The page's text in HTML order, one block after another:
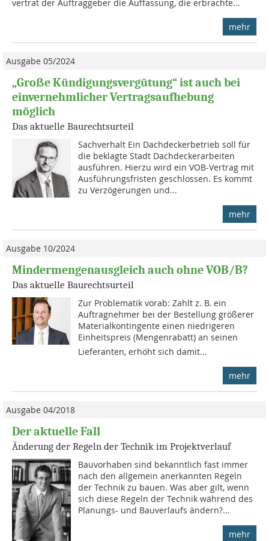
vertrat der Auftraggeber die Auffassung, die erbrachte...
mehr
Ausgabe 05/2024
„Große Kündigungsvergütung“ ist auch bei
einvernehmlicher Vertragsaufhebung
möglich
Das aktuelle Baurechtsurteil
Sachverhalt Ein Dachdeckerbetrieb soll für
die beklagte Stadt Dachdeckerarbeiten
ausführen. Hierzu wird ein VOB-Vertrag mit
Ausführungsfristen geschlossen. Es kommt
zu Verzögerungen und...
mehr
Ausgabe 10/2024
Mindermengenausgleich auch ohne VOB/B?
Das aktuelle Baurechtsurteil
Zur Problematik vorab: Zahlt z. B. ein
Auftragnehmer bei der Bestellung größerer
Materialkontingente einen niedrigeren
Einheitspreis (Mengenrabatt) an seinen
Lieferanten, erhöht sich damit...
mehr
Ausgabe 04/2018
Der aktuelle Fall
Änderung der Regeln der Technik im Projektverlauf
Bauvorhaben sind bekanntlich fast immer
nach den allgemein anerkannten Regeln
der Technik zu bauen. Was aber gilt, wenn
sich diese Regeln der Technik während des
Planungs- und Bauverlaufs ändern?...
mehr